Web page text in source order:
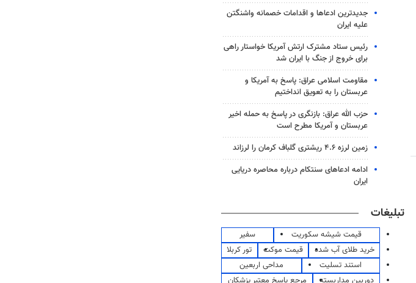
جدیدترین ادعاها و اقدامات خصمانه واشنگتن
علیه ایران
رئیس ستاد مشترک ارتش آمریکا خواستار راهی
برای خروج از جنگ با ایران شد
مقاومت اسلامی عراق: پاسخ به آمریکا و
عربستان را به تعویق انداختیم
حزب الله عراق: بازنگری در پاسخ به حمله اخیر
عربستان و آمریکا مطرح است
زمین لرزه ۴.۶ ریشتری گلباف کرمان را لرزاند
ادامه ادعاهای سنتکام درباره محاصره دریایی
ایران
تبلیغات
قیمت شیشه سکوریت
سفیر
خرید طلای آب شده
قیمت موکت
تور کربلا
استند تسلیت
مداحی اربعین
دوربین مداربسته
مرجع پاسخ معتبر پزشکان